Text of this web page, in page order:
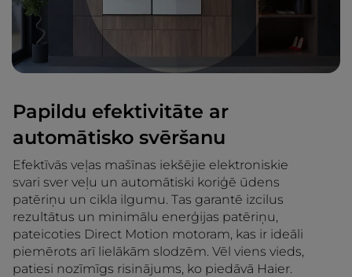
Papildu efektivitāte ar
automātisko svēršanu
Efektīvās veļas mašīnas iekšējie elektroniskie
svari sver veļu un automātiski koriģē ūdens
patēriņu un cikla ilgumu. Tas garantē izcilus
rezultātus un minimālu enerģijas patēriņu,
pateicoties Direct Motion motoram, kas ir ideāli
piemērots arī lielākām slodzēm. Vēl viens vieds,
patiesi nozīmīgs risinājums, ko piedāvā Haier.